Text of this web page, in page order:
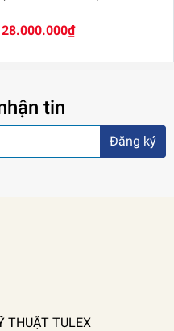
28.000.000₫
tin
Đăng ký
THUẬT TULEX